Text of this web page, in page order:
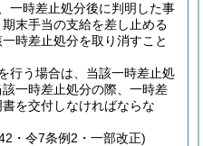
一時差止処分後に判明した事
末手当の支給を差し止める
時差止処分を取り消すこと
行う場合は、当該一時差止処
一時差止処分の際、一時差
を交付しなければならな
・令7条例2・一部改正)